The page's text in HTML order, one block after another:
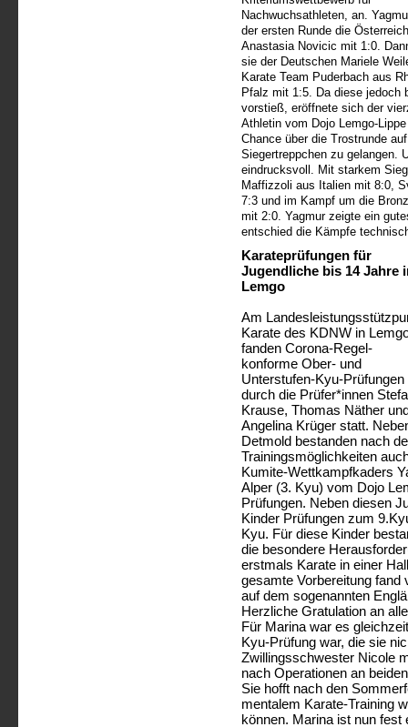
Nachwuchsathleten, an.
der ersten Runde die
Anastasia Novicic mit 1:0.
sie der Deutschen Mariele
Karate Team Puderbach aus
Pfalz mit 1:5. Da diese jedoch
vorstieß, eröffnete sich der
Athletin vom Dojo Lemgo-
Chance über die Trostrunde
Siegertreppchen zu gelangen.
eindrucksvoll. Mit starkem
Maffizzoli aus Italien mit 8:0,
7:3 und im Kampf um die
mit 2:0. Yagmur zeigte ein
entschied die Kämpfe
Karateprüfungen für
Jugendliche bis 14 Jahre
Lemgo
Am
Karate des KDNW in
fanden Corona-Regel-
konforme Ober- und
Unterstufen-Kyu-Prüfungen
durch die Prüfer*innen
Krause, Thomas Näther
Angelina Krüger statt.
Detmold bestanden nach
Trainingsmöglichkeiten
Kumite-Wettkampfkaders
Alper (3. Kyu) vom Dojo
Prüfungen. Neben diesen
Kinder Prüfungen zum
Kyu. Für diese Kinder
die besondere
erstmals Karate in einer
gesamte Vorbereitung
auf dem sogenannten
Herzliche Gratulation an
Für Marina war es
Kyu-Prüfung war, die sie
Zwillingsschwester Nicole
nach Operationen an
Sie hofft nach den
mentalem Karate-Training
können. Marina ist nun